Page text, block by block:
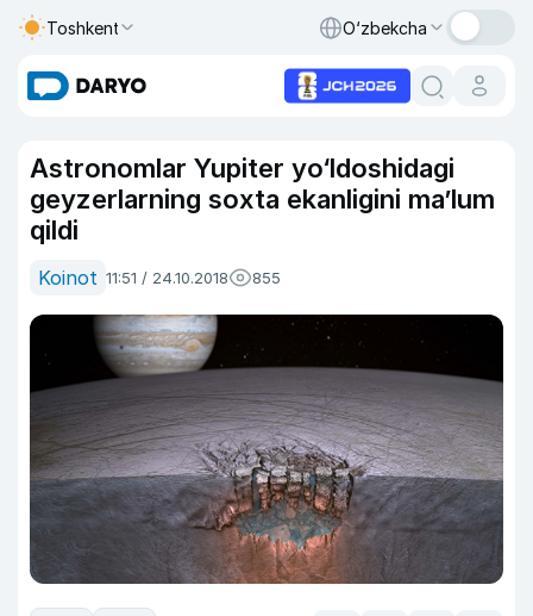
Toshkent O‘zbekcha
Astronomlar Yupiter yo‘ldoshidagi
geyzerlarning soxta ekanligini ma’lum
qildi
Koinot 11:51 / 24.10.2018 855